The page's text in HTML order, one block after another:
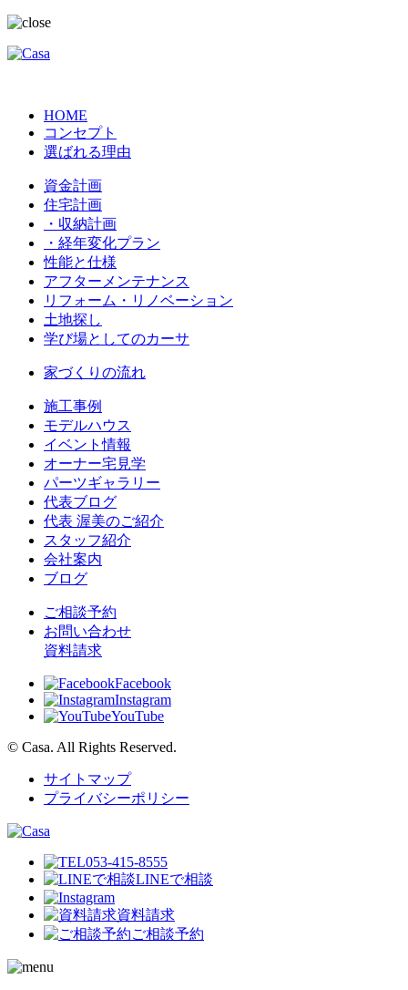
HOME
コンセプト
選ばれる理由
資金計画
住宅計画
・収納計画
・経年変化プラン
性能と仕様
アフターメンテナンス
リフォーム・リノベーション
土地探し
学び場としてのカーサ
家づくりの流れ
施工事例
モデルハウス
イベント情報
オーナー宅見学
パーツギャラリー
代表ブログ
代表 渥美のご紹介
スタッフ紹介
会社案内
ブログ
ご相談予約
お問い合わせ
資料請求
Facebook
Instagram
YouTube
© Casa. All Rights Reserved.
サイトマップ
プライバシーポリシー
053-415-8555
LINEで相談
資料請求
ご相談予約